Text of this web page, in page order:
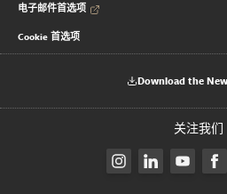
电子邮件首选项
Cookie 首选项
Download the
关注我们